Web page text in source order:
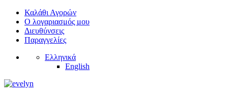
Καλάθι Αγορών
Ο λογαριασμός μου
Διευθύνσεις
Παραγγελίες
Ελληνικά
English